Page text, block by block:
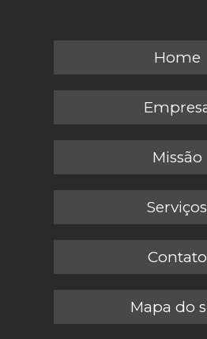
Home
Missão
Serviços
Contato
Mapa do